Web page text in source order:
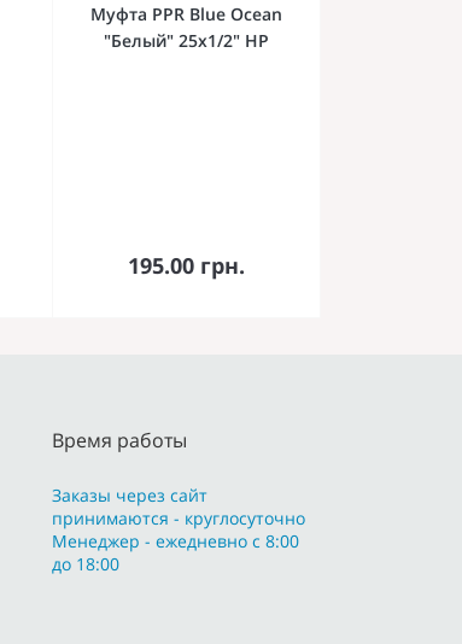
Муфта PPR Blue Ocean
"Белый" 25х1/2" НР
195.00 грн.
В корзину
Время работы
Заказы через сайт
принимаются - круглосуточно
Менеджер - ежедневно с 8:00
до 18:00